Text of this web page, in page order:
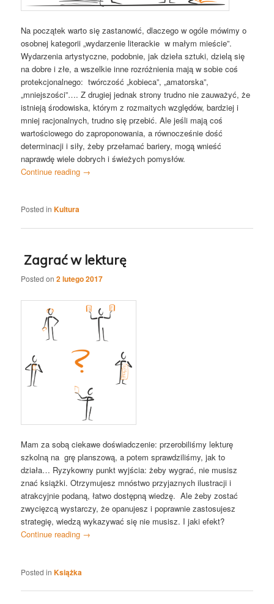
Na początek warto się zastanowić, dlaczego w ogóle mówimy o
osobnej kategorii „wydarzenie literackie w małym mieście”.
Wydarzenia artystyczne, podobnie, jak dzieła sztuki, dzielą się
na dobre i złe, a wszelkie inne rozróżnienia mają w sobie coś
protekcjonalnego: twórczość „kobieca”, „amatorska”,
„mniejszości”…. Z drugiej jednak strony trudno nie zauważyć, że
istnieją środowiska, którym z rozmaitych względów, bardziej i
mniej racjonalnych, trudno się przebić. Ale jeśli mają coś
wartościowego do zaproponowania, a równocześnie dość
determinacji i siły, żeby przełamać bariery, mogą wnieść
naprawdę wiele dobrych i świeżych pomysłów.
Continue reading →
Posted in Kultura
Zagrać w lekturę
Posted on2 lutego 2017
Mam za sobą ciekawe doświadczenie: przerobiliśmy lekturę
szkolną na grę planszową, a potem sprawdziliśmy, jak to
działa… Ryzykowny punkt wyjścia: żeby wygrać, nie musisz
znać książki. Otrzymujesz mnóstwo przyjaznych ilustracji i
atrakcyjnie podaną, łatwo dostępną wiedzę. Ale żeby zostać
zwycięzcą wystarczy, że opanujesz i poprawnie zastosujesz
strategię, wiedzą wykazywać się nie musisz. I jaki efekt?
Continue reading →
Posted in Książka